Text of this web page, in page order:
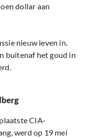
dollar aan
nieuw leven in.
buitenaf het goud in
CIA-
werd op 19 mei